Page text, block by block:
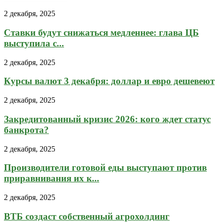
2 декабря, 2025
Ставки будут снижаться медленнее: глава ЦБ
выступила с...
2 декабря, 2025
Курсы валют 3 декабря: доллар и евро дешевеют
2 декабря, 2025
Закредитованный кризис 2026: кого ждет статус
банкрота?
2 декабря, 2025
Производители готовой еды выступают против
приравнивания их к...
2 декабря, 2025
ВТБ создаст собственный агрохолдинг